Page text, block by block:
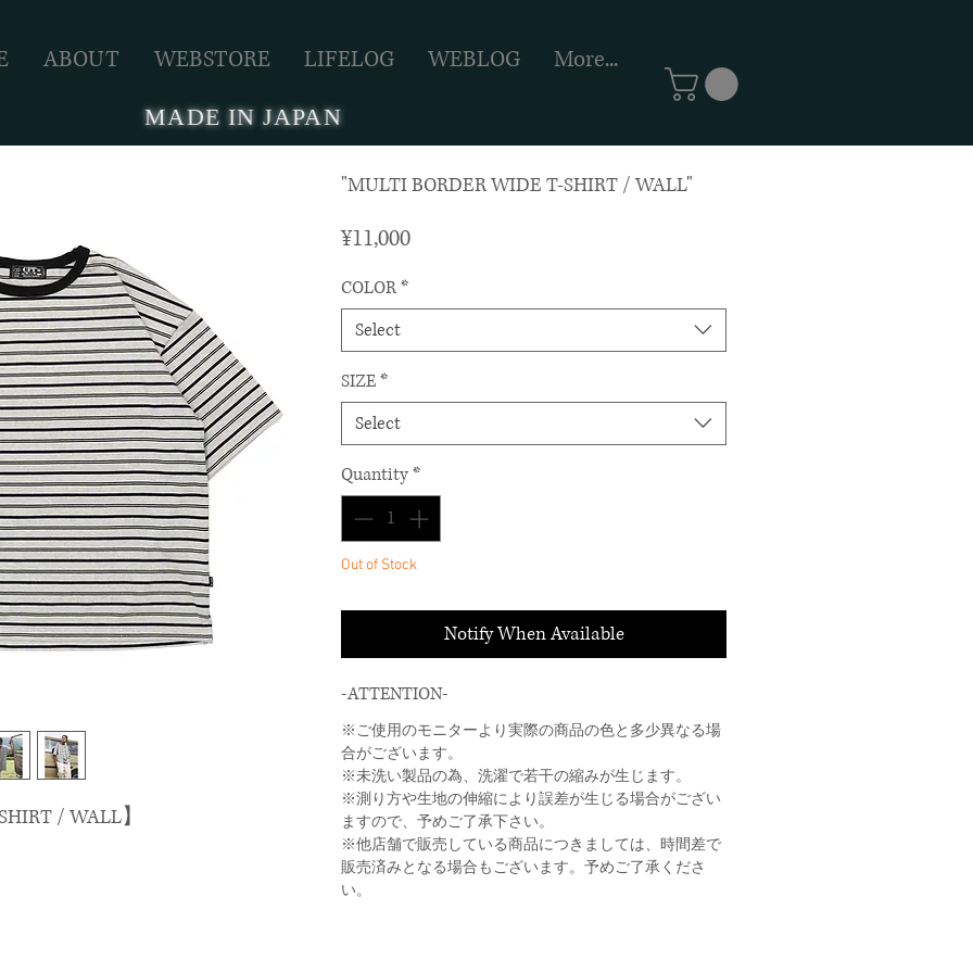
ABOUT WEBSTORE LIFELOG WEBLOG More...
MADE IN JAPAN
/ WALL】
"MULTI BORDER WIDE T-SHIRT / WALL"
¥11,000Price
COLOR*
Select
SIZE*
Select
Quantity*
Out of Stock
Notify When Available
-ATTENTION-
※ご使用のモニターより実際の商品の色と多少異なる場
合がございます。
※未洗い製品の為、洗濯で若干の縮みが生じます。
※測り方や生地の伸縮により誤差が生じる場合がござい
ますので、予めご了承下さい。
※他店舗で販売している商品につきましては、時間差で
販売済みとなる場合もございます。予めご了承くださ
い。